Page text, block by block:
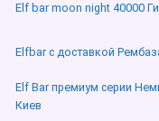
Elf bar moon night 40000
Elfbar с доставкой
Elf Bar премиум серии
Киев